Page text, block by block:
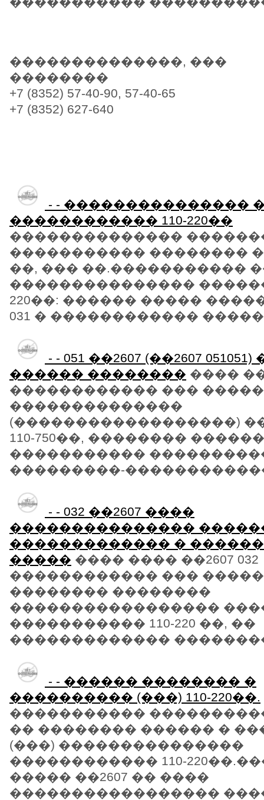
��������������, ���
��������
+7 (8352) 57-40-90, 57-40-65
+7 (8352) 627-640
- - ���������������
������������ 110-220��
��������������
����������� ��������
��, ��� ��.�����������
���������������
220��: ������ �����
031 � ������������
- - 051 ��2607 (��2607
������ �������� ����
������������ ���
��������������
(������������������)
110-750��, ��������
�����������
���������-
- - 032 ��2607 ����
���������������
������������� �
����� ���� ���� ��2607 032
������������ ���
�������� ��������
�����������������
����������� 110-220 ��, ��
�������������
- - ������ �������� �
���������� (���) 110-220��.
�����������
�� �������� ������ �
(���) ���������������
������������ 110-
����� ��2607 �� ����
�����������������